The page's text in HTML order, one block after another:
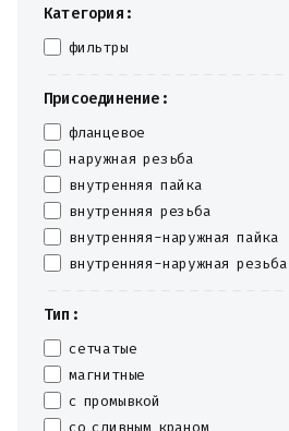
Водомерные узлы
Запорная арматура
Категория:
фильтры
Присоединение:
фланцевое
наружная резьба
внутренняя пайка
внутренняя резьба
внутренняя-наружная пайка
внутренняя-наружная резьба
Тип:
сетчатые
магнитные
с промывкой
со сливным краном